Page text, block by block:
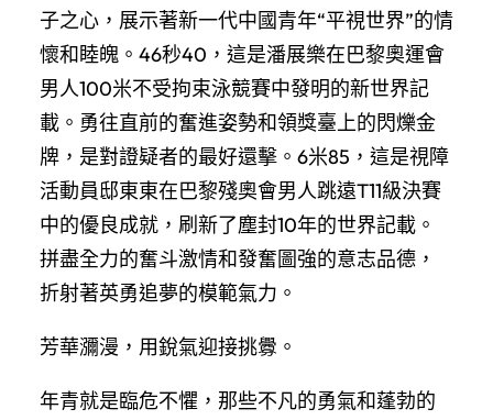
子之心，展示著新一代中國青年“平視世界”的情
懷和睦魄。46秒40，這是潘展樂在巴黎奧運會
男人100米不受拘束泳競賽中發明的新世界記
載。勇往直前的奮進姿勢和領獎臺上的閃爍金
牌，是對證疑者的最好還擊。6米85，這是視障
活動員邸東東在巴黎殘奧會男人跳遠T11級決賽
中的優良成就，刷新了塵封10年的世界記載。
拼盡全力的奮斗激情和發奮圖強的意志品德，
折射著英勇追夢的模範氣力。
芳華瀰漫，用銳氣迎接挑釁。
年青就是臨危不懼，那些不凡的勇氣和蓬勃的